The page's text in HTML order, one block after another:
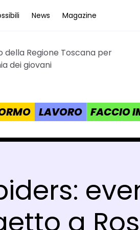
News Magazine
della Regione Toscana per
dei giovani
LAVORO FACCIO
a